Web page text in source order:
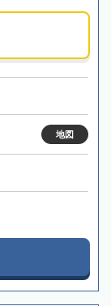
地図